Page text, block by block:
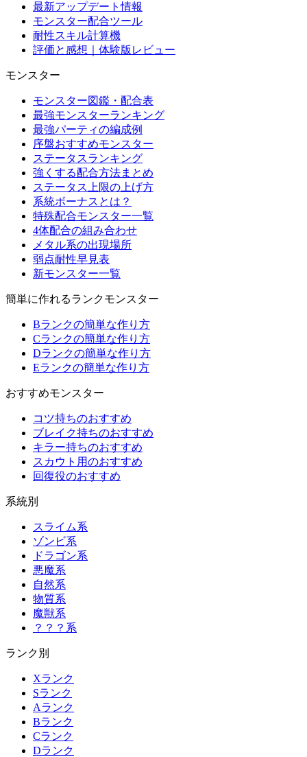
最新アップデート情報
モンスター配合ツール
耐性スキル計算機
評価と感想｜体験版レビュー
モンスター
モンスター図鑑・配合表
最強モンスターランキング
最強パーティの編成例
序盤おすすめモンスター
ステータスランキング
強くする配合方法まとめ
ステータス上限の上げ方
系統ボーナスとは？
特殊配合モンスター一覧
4体配合の組み合わせ
メタル系の出現場所
弱点耐性早見表
新モンスター一覧
簡単に作れるランクモンスター
Bランクの簡単な作り方
Cランクの簡単な作り方
Dランクの簡単な作り方
Eランクの簡単な作り方
おすすめモンスター
コツ持ちのおすすめ
ブレイク持ちのおすすめ
キラー持ちのおすすめ
スカウト用のおすすめ
回復役のおすすめ
系統別
スライム系
ゾンビ系
ドラゴン系
悪魔系
自然系
物質系
魔獣系
？？？系
ランク別
Xランク
Sランク
Aランク
Bランク
Cランク
Dランク